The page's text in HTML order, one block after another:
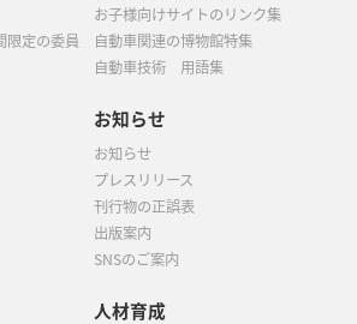
限定の委員
お子様向けサイトのリンク集
自動車関連の博物館特集
自動車技術 用語集
お知らせ
お知らせ
プレスリリース
刊行物の正誤表
出版案内
SNSのご案内
人材育成